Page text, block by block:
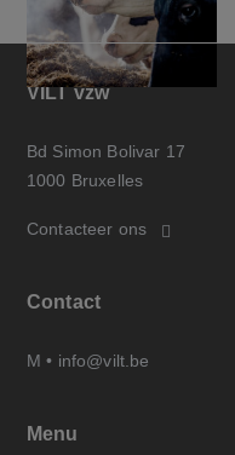
VILT vzw
Bd Simon Bolivar 17
1000 Bruxelles
Contacteer ons
Contact
M • info@vilt.be
Menu